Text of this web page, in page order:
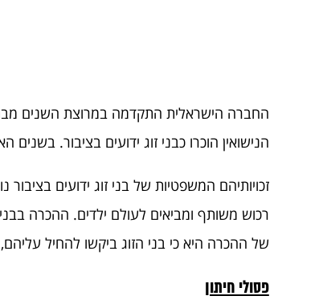
החברה הישראלית התקדמה במרוצת השנים
הנישואין הוכרו כבני זוג ידועים בציבור.
זכויותיהם המשפטיות של בני זוג ידועים
רכוש משותף ומביאים לעולם ילדים. ההכרה
של ההכרה היא כי בני הזוג ביקשו להחיל
פסולי חיתון